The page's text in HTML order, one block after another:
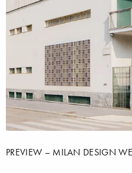
PREVIEW – MILAN DESIGN